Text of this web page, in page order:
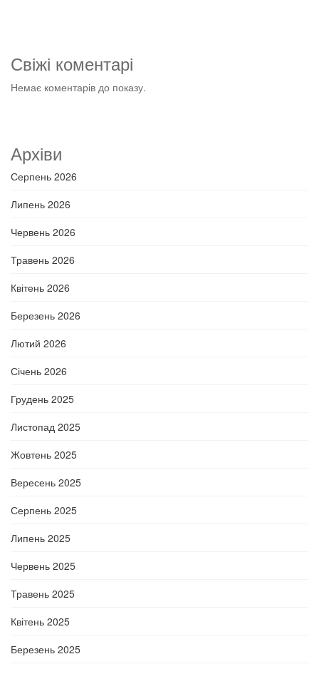
Свіжі коментарі
Немає коментарів до показу.
Архіви
Серпень 2026
Липень 2026
Червень 2026
Травень 2026
Квітень 2026
Березень 2026
Лютий 2026
Січень 2026
Грудень 2025
Листопад 2025
Жовтень 2025
Вересень 2025
Серпень 2025
Липень 2025
Червень 2025
Травень 2025
Квітень 2025
Березень 2025